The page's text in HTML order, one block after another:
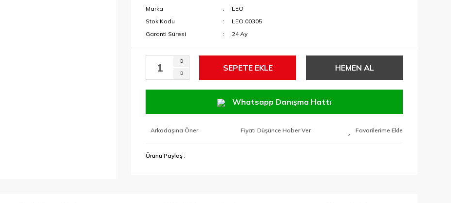
Marka
LEO
Stok Kodu
LEO.00305
Garanti Süresi
24 Ay
SEPETE EKLE HEMEN AL
Whatsapp Danışma Hattı
Arkadaşına Öner Fiyatı Düşünce Haber Ver
Ürünü Paylaş :